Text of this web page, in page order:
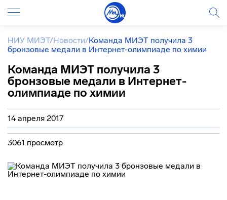
НИУ МИЭТ/Новости/Команда МИЭТ получила 3
бронзовые медали в Интернет-олимпиаде по химии
Команда МИЭТ получила 3
бронзовые медали в Интернет-
олимпиаде по химии
14 апреля 2017
3061 просмотр